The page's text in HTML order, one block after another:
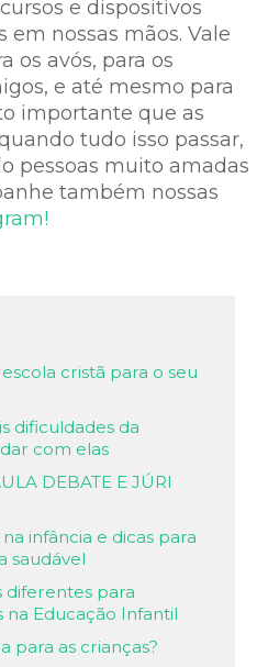
cristã para o seu
dificuldades da
com elas
DEBATE E JÚRI
infância e dicas para
saudável
diferentes para
Educação Infantil
para as crianças?
e dispositivos
nossas mãos. Vale
os avós, para os
e até mesmo para
importante que as
tudo isso passar,
pessoas muito amadas
também nossas